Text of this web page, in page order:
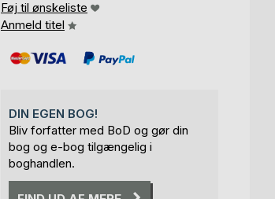
Føj til ønskeliste
Anmeld titel
DIN EGEN BOG!
Bliv forfatter med BoD og gør din
bog og e-bog tilgængelig i
boghandlen.